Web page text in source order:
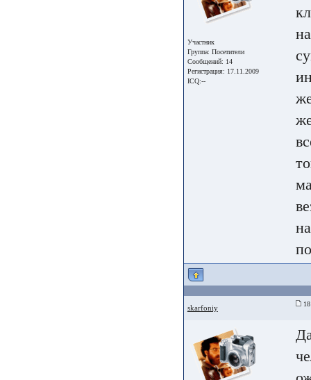
Участник
Группа: Посетители
Сообщений: 14
Регистрация: 17.11.2009
ICQ:--
skarfoniy 18